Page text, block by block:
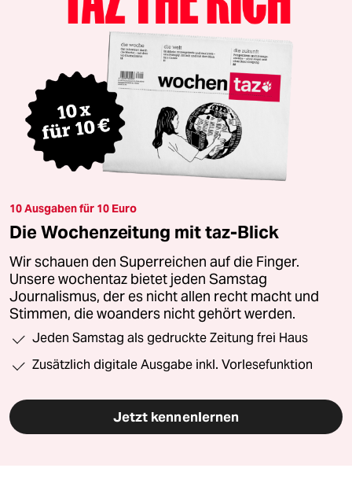
10 Ausgaben für 10 Euro
Die Wochenzeitung mit taz-Blick
Wir schauen den Superreichen auf die Finger.
Unsere wochentaz bietet jeden Samstag
Journalismus, der es nicht allen recht macht und
Stimmen, die woanders nicht gehört werden.
Jeden Samstag als gedruckte Zeitung frei Haus
Zusätzlich digitale Ausgabe inkl. Vorlesefunktion
Jetzt kennenlernen